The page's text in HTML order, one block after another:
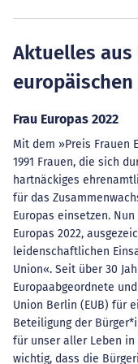
Aktuelles aus
Frau Europas 2022
Mit dem »Preis Frauen
1991 Frauen, die sich
hartnäckiges
für das
Europas einsetzen.
Europas 2022,
leidenschaftlichen
Union«. Seit über 30
Europaabgeordnete
Union Berlin (EUB) für
Beteiligung der
für unser aller Leben
wichtig, dass die